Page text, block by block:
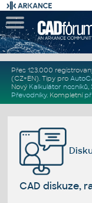
Přes 123.000
(CZ+EN). Tipy pro
Nový Kalkulátor nosníků,
Převodníky. Kompletní
CAD diskuze,